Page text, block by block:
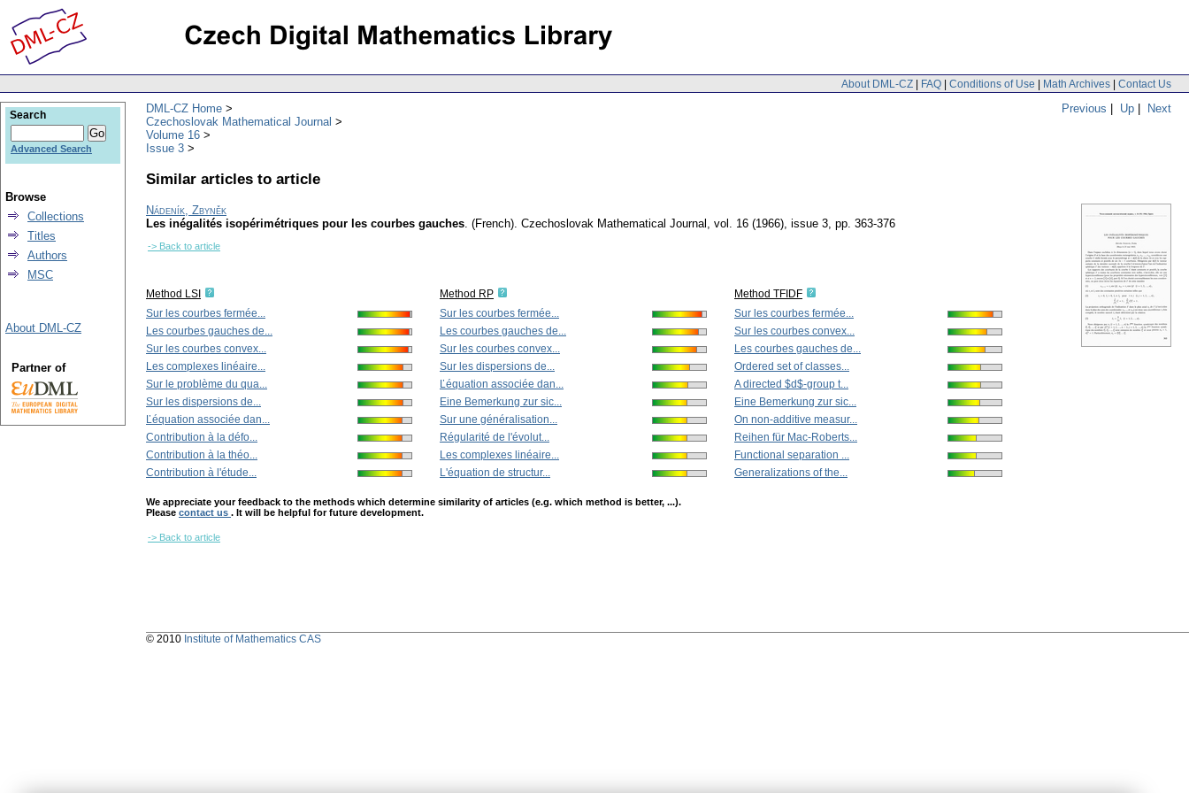
About DML-CZ | FAQ | Conditions of Use | Math Archives | Contact Us
Previous | Up | Next
DML-CZ Home
Czechoslovak Mathematical Journal
Volume 16
Issue 3
Similar articles to article
Nádeník, Zbyněk
Les inégalités isopérimétriques pour les courbes gauches. (French). Czechoslovak Mathematical Journal , vol. 16 (1966), issue 3, pp. 363-376
-> Back to article
Method LSI
Sur les courbes fermée...
Les courbes gauches de...
Sur les courbes convex...
Les complexes linéaire...
Sur le problème du qua...
Sur les dispersions de...
Ľéquation associée dan...
Contribution à la défo...
Contribution à la théo...
Contribution à l'étude...
Method RP
Sur les courbes fermée...
Les courbes gauches de...
Sur les courbes convex...
Sur les dispersions de...
Ľéquation associée dan...
Eine Bemerkung zur sic...
Sur une généralisation...
Régularité de l'évolut...
Les complexes linéaire...
L'équation de structur...
Method TFIDF
Sur les courbes fermée...
Sur les courbes convex...
Les courbes gauches de...
Ordered set of classes...
A directed $d$-group t...
Eine Bemerkung zur sic...
On non-additive measur...
Reihen für Mac-Roberts...
Functional separation ...
Generalizations of the...
We appreciate your feedback to the methods which determine similarity of articles (e.g. which method is better, ...).
Please contact us . It will be helpful for future development.
-> Back to article
Search
Advanced Search
Browse
Collections
Titles
Authors
MSC
About DML-CZ
Partner of
© 2010 Institute of Mathematics CAS